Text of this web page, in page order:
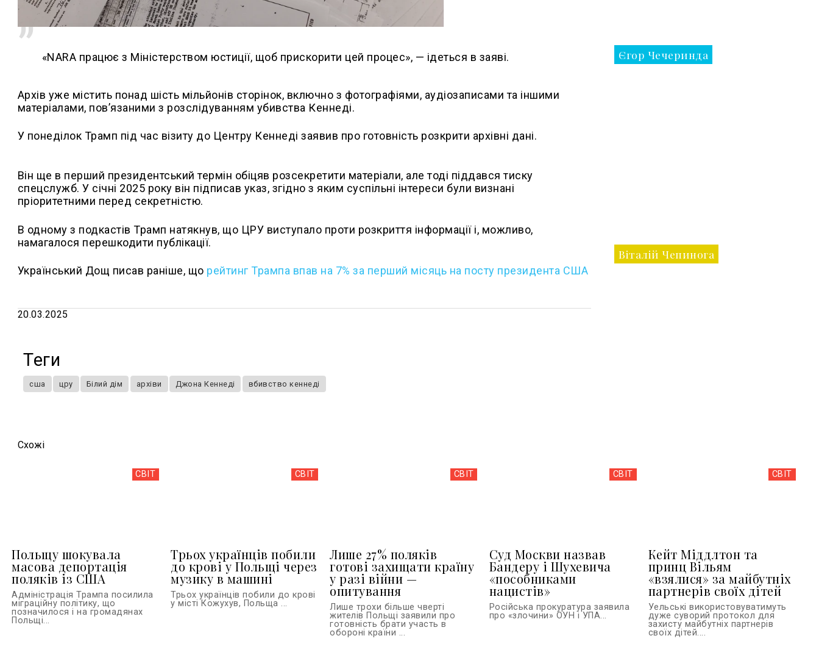
«NARA працює з Міністерством юстиції, щоб прискорити цей процес», — ідеться в заяві.
Архів уже містить понад шість мільйонів сторінок, включно з фотографіями, аудіозаписами та іншими
матеріалами, пов’язаними з розслідуванням убивства Кеннеді.
У понеділок Трамп під час візиту до Центру Кеннеді заявив про готовність розкрити архівні дані.
Він ще в перший президентський термін обіцяв розсекретити матеріали, але тоді піддався тиску
спецслужб. У січні 2025 року він підписав указ, згідно з яким суспільні інтереси були визнані
пріоритетними перед секретністю.
В одному з подкастів Трамп натякнув, що ЦРУ виступало проти розкриття інформації і, можливо,
намагалося перешкодити публікації.
Український Дощ писав раніше, що рейтинг Трампа впав на 7% за перший місяць на посту президента США
20.03.2025
Теги
сша цру Білий дім архіви Джона Кеннеді вбивство кеннеді
Єгор Чечеринда
Віталій Чепинога
Схожi
СВІТ
Польщу шокувала
масова депортація
поляків із США
Адміністрація Трампа посилила
міграційну політику, що
позначилося і на громадянах
Польщі...
СВІТ
Трьох українців побили
до крові у Польщі через
музику в машині
Трьох українців побили до крові
у місті Кожухув, Польща ...
СВІТ
Лише 27% поляків
готові захищати країну
у разі війни —
опитування
Лише трохи більше чверті
жителів Польщі заявили про
готовність брати участь в
обороні країни ...
СВІТ
Суд Москви назвав
Бандеру і Шухевича
«пособниками
нацистів»
Російська прокуратура заявила
про «злочини» ОУН і УПА...
СВІТ
Кейт Міддлтон та
принц Вільям
«взялися» за майбутніх
партнерів своїх дітей
Уельські використовуватимуть
дуже суворий протокол для
захисту майбутніх партнерів
своїх дітей....